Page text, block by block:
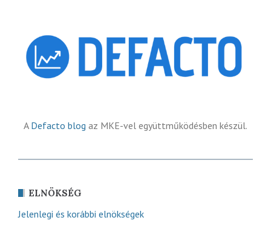
A Defacto blog az MKE-vel együttműködésben készül.
ELNÖKSÉG
Jelenlegi és korábbi elnökségek